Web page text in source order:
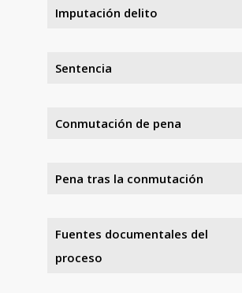
Imputación delito
Sentencia
Conmutación de pena
Pena tras la conmutación
Fuentes documentales del
proceso